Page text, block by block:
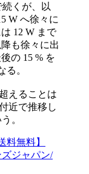
続くが、以
W へ徐々に
12 W まで
も徐々に出
の 15 % を
る。
えることは
近で推移し
。
料無料】
ズジャパン/